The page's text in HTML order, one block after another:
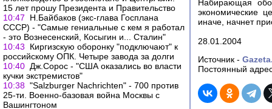
15 лет прошу Президента и Правительство
10:47
Н.Байбаков (экс-глава Госплана
СССР) - "Самые гениальные с кем я работал
- это Вознесенский, Косыгин и... Сталин"
10:43
Киргизскую оборонку "подключают" к
российскому ОПК. Четыре завода за долги
10:40 Дж.Сорос - "США оказались во власти
кучки экстремистов"
10:38 "Salzburger Nachrichten" - 700 против
25-ти. Военно-базовая война Москвы с
Вашингтоном
Набирающая
экономические
иначе, начнет
28.01.2004
Источник -
Постоянный